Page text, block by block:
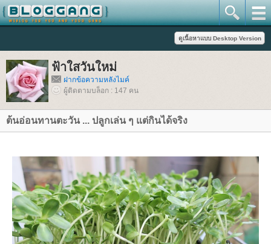
ฟ้าใสวันใหม่
ฝากข้อความหลังไมค์
ผู้ติดตามบล็อก : 147 คน
ต้นอ่อนทานตะวัน ... ปลูกเล่น ๆ แต่กินได้จริง